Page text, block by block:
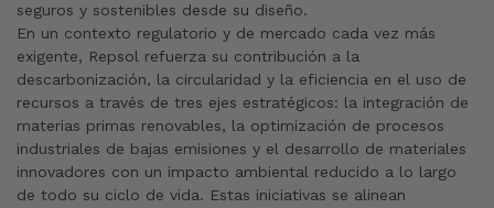
seguros y sostenibles desde su diseño.
En un contexto regulatorio y de mercado cada vez más
exigente, Repsol refuerza su contribución a la
descarbonización, la circularidad y la eficiencia en el uso de
recursos a través de tres ejes estratégicos: la integración de
materias primas renovables, la optimización de procesos
industriales de bajas emisiones y el desarrollo de materiales
innovadores con un impacto ambiental reducido a lo largo
de todo su ciclo de vida. Estas iniciativas se alinean